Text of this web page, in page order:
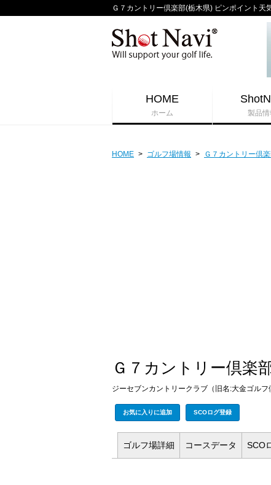
Ｇ７カントリー倶楽部(栃木県) ピンポイント
HOME
ホーム 製品情
HOME > ゴルフ場情報 > Ｇ７カントリー倶
Ｇ７カントリー倶楽
ジーセブンカントリークラブ（旧名:大金ゴルフ
お気に入りに追加 SCOログ登録
ゴルフ場詳細 コースデータ SCO